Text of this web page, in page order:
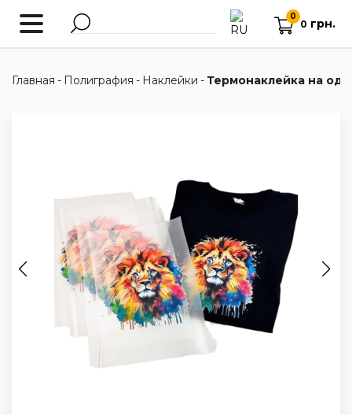
0
0 грн.
Главная - Полиграфия - Наклейки - Термонаклейка на